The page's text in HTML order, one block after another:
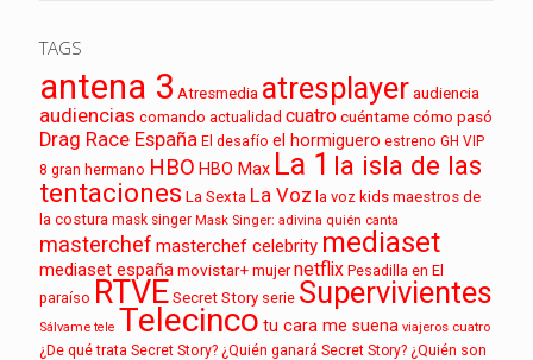
TAGS
antena 3 Atresmedia atresplayeraudiencia
audiencias comando actualidad cuatrocuéntame cómo pasó
Drag Race España El desafío el hormiguero estreno GH VIP
8 gran hermano HBO HBO Max La 1 la isla de las
tentaciones La Sexta La Voz la voz kids maestros de
la costura mask singer Mask Singer: adivina quién canta
masterchef masterchef celebrity mediaset
mediaset españamovistar+ mujer netflix Pesadilla en El
paraíso RTVE Secret Story serie Supervivientes
Sálvame tele Telecinco tu cara me suena viajeros cuatro
¿De qué trata Secret Story? ¿Quién ganará Secret Story? ¿Quién son